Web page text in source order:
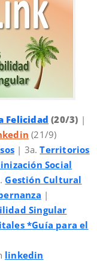
Felicidad (20/3) |
(21/9)
| 3a.Territorios
Social
Gestión Cultural
|
Singular
*Guía para el
linkedin